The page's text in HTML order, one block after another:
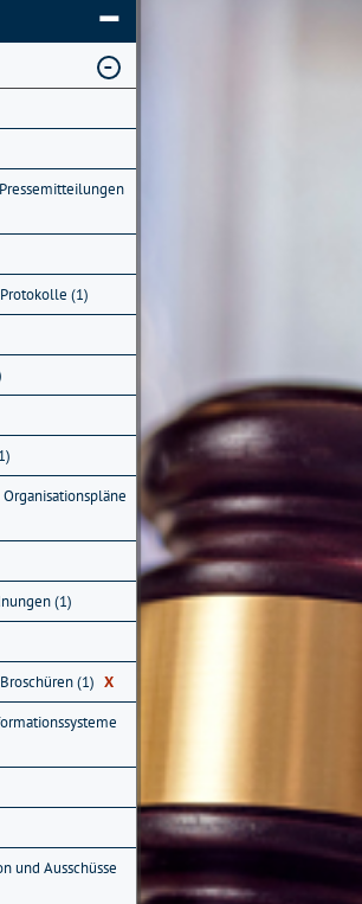
(1)
(1)
(1) X
und Ausschüsse